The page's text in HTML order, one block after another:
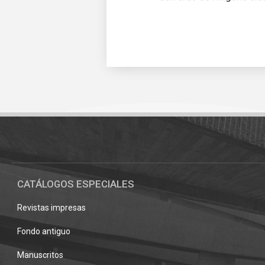
Pié
CATÁLOGOS ESPECIALES
Revistas impresas
Fondo antiguo
Manuscritos